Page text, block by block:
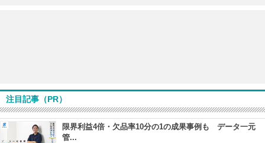
注目記事（PR）
限界利益4倍・欠品率10分の1の成果事例も データ一元
管...